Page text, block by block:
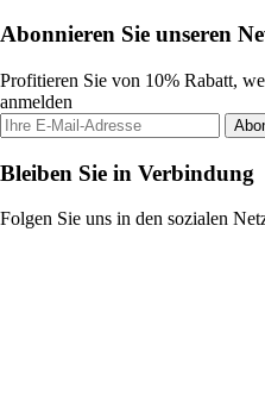
Abonnieren Sie unseren
Profitieren Sie von 10% Rabatt,
anmelden
Bleiben Sie in Verbindung
Folgen Sie uns in den sozialen